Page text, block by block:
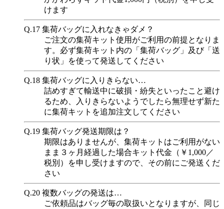
けます
Q.17 集荷バッグに入れなきゃダメ？
ご注文の集荷キット使用がご利用の前提となりま
す。必ず集荷キット内の「集荷バッグ」及び「送
り状」を使って発送してください
Q.18 集荷バッグに入りきらない…
詰めすぎて輸送中に破損・紛失といったこと避け
るため、入りきらないようでしたら無理せず新た
に集荷キットを追加注文してください
Q.19 集荷バッグ発送期限は？
期限はありませんが、集荷キットはご利用がない
まま３ヶ月経過した場合キット代金（￥1,000／
税別）を申し受けますので、その前にご発送くだ
さい
Q.20 複数バッグの発送は…
ご依頼品はバッグ毎の取扱いとなりますが、同じ